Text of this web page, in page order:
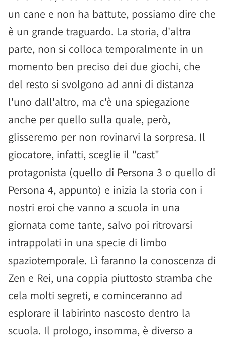
un cane e non ha battute, possiamo dire che
è un grande traguardo. La storia, d'altra
parte, non si colloca temporalmente in un
momento ben preciso dei due giochi, che
del resto si svolgono ad anni di distanza
l'uno dall'altro, ma c'è una spiegazione
anche per quello sulla quale, però,
glisseremo per non rovinarvi la sorpresa. Il
giocatore, infatti, sceglie il "cast"
protagonista (quello di Persona 3 o quello di
Persona 4, appunto) e inizia la storia con i
nostri eroi che vanno a scuola in una
giornata come tante, salvo poi ritrovarsi
intrappolati in una specie di limbo
spaziotemporale. Lì faranno la conoscenza di
Zen e Rei, una coppia piuttosto stramba che
cela molti segreti, e cominceranno ad
esplorare il labirinto nascosto dentro la
scuola. Il prologo, insomma, è diverso a